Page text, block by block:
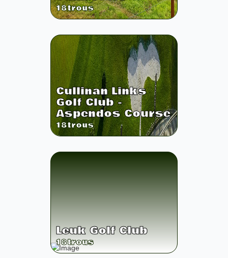
18trous
Cullinan Links
Golf Club -
Aspendos Course
18trous
Leuk Golf Club
18trous